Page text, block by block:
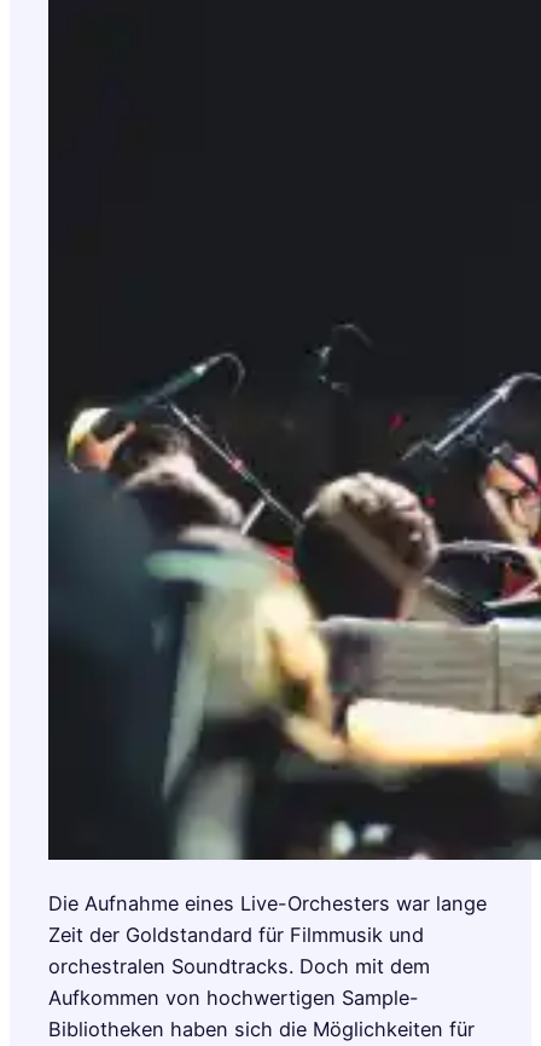
Die Aufnahme eines Live-Orchesters war lange
Zeit der Goldstandard für Filmmusik und
orchestralen Soundtracks. Doch mit dem
Aufkommen von hochwertigen Sample-
Bibliotheken haben sich die Möglichkeiten für